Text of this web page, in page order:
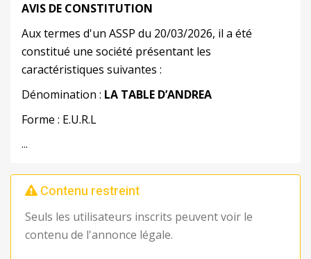
AVIS DE CONSTITUTION
Aux termes d'un ASSP du 20/03/2026, il a été
constitué une société présentant les
caractéristiques suivantes :
Dénomination : LA TABLE D’ANDREA
Forme : E.U.R.L
...
Contenu restreint
Seuls les utilisateurs inscrits peuvent voir le
contenu de l'annonce légale.